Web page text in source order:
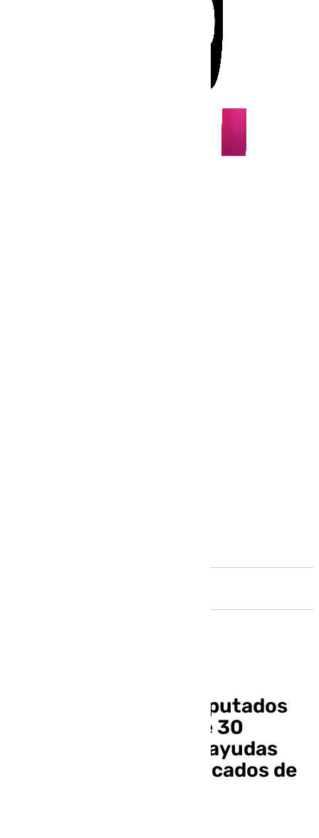
El Congreso de los Diputados
aprueba el destino de 30
millones de euros en ayudas
directas a los damnificados de